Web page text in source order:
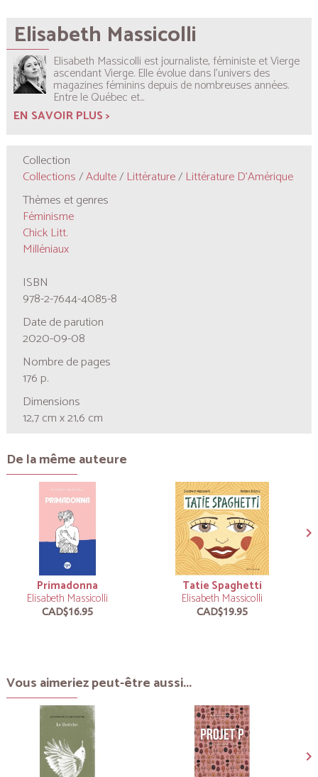
Elisabeth Massicolli
Elisabeth Massicolli est journaliste, féministe et Vierge
ascendant Vierge. Elle évolue dans l’univers des
magazines féminins depuis de nombreuses années.
Entre le Québec et...
EN SAVOIR PLUS >
Collection
Collections/Adulte/ Littérature/ Littérature D'Amérique
Thèmes et genres
Féminisme
Chick Litt.
Milléniaux
ISBN
978-2-7644-4085-8
Date de parution
2020-09-08
Nombre de pages
176 p.
Dimensions
12,7 cm x 21,6 cm
De la même auteure
Primadonna
Elisabeth Massicolli
CAD$16.95
Tatie Spaghetti
Elisabeth Massicolli
CAD$19.95
Vous aimeriez peut-être aussi...